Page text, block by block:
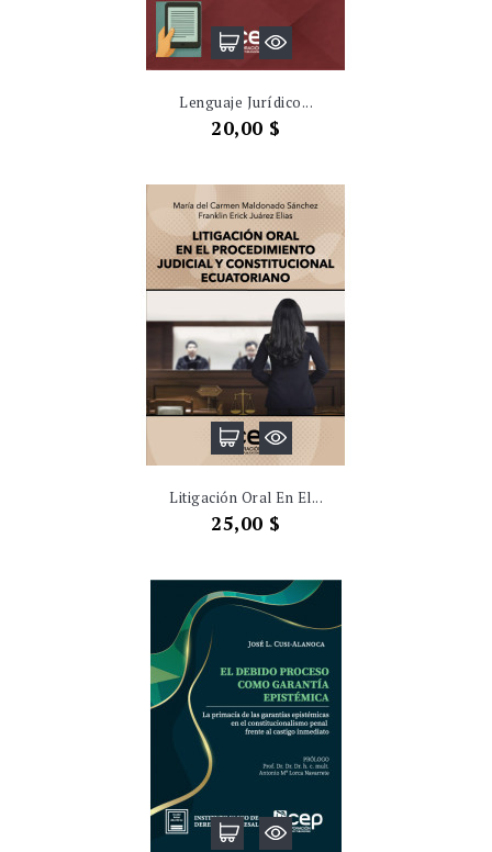
Lenguaje Jurídico...
Precio
20,00 $
Litigación Oral En El...
Precio
25,00 $